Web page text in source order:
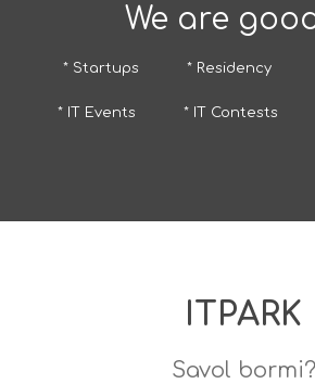
We are
* Startups * Residency
* IT Events * IT Contests
ITPARK
Savol bormi?